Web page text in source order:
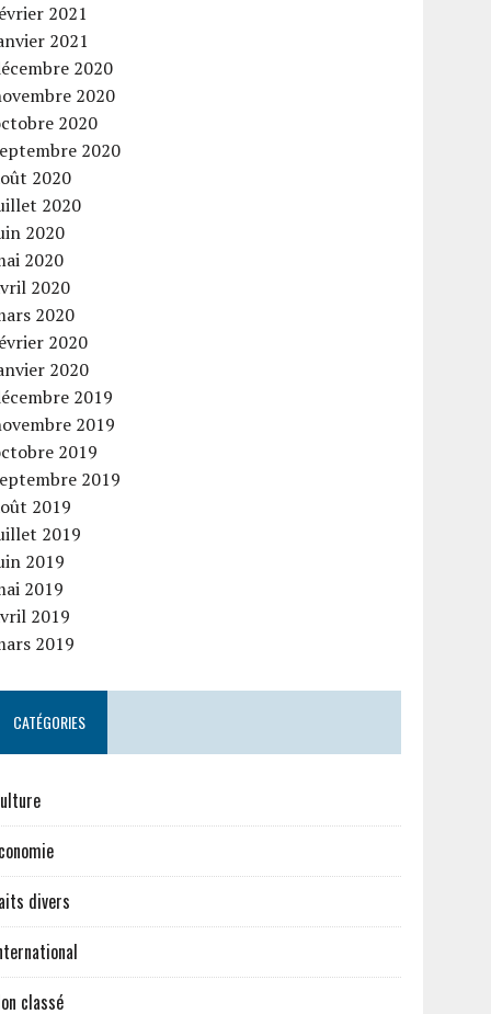
2021
2021
2020
2020
2020
2020
2020
2020
2020
2020
2020
2020
2020
2020
2019
2019
2019
2019
2019
2019
2019
2019
2019
2019
CATÉGORIES
divers
classé